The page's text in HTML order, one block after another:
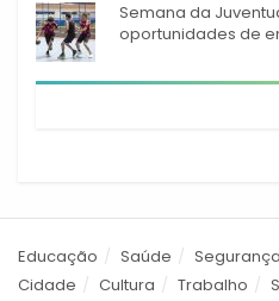
Semana da
oportunidades de
Educação Saúde Segurança
Cidade
Cultura Trabalho